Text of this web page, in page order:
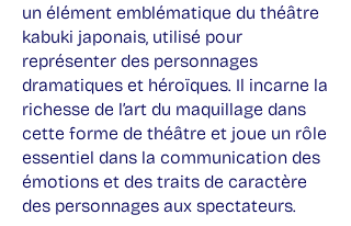
un élément emblématique du théâtre
kabuki japonais, utilisé pour
représenter des personnages
dramatiques et héroïques. Il incarne la
richesse de l’art du maquillage dans
cette forme de théâtre et joue un rôle
essentiel dans la communication des
émotions et des traits de caractère
des personnages aux spectateurs.